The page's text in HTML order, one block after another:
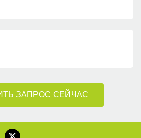
ЗАПРОС СЕЙЧАС